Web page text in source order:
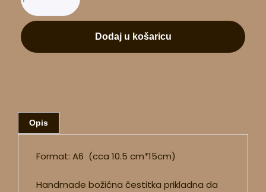
Dodaj u košaricu
Opis
Format: A6 (cca 10.5 cm*15cm)
Handmade božićna čestitka prikladna da